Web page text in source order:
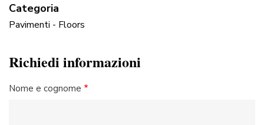
Categoria
Pavimenti - Floors
Richiedi informazioni
Nome e cognome